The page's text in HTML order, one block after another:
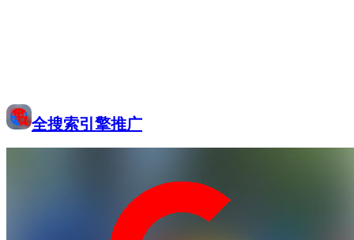
全搜索引擎推广